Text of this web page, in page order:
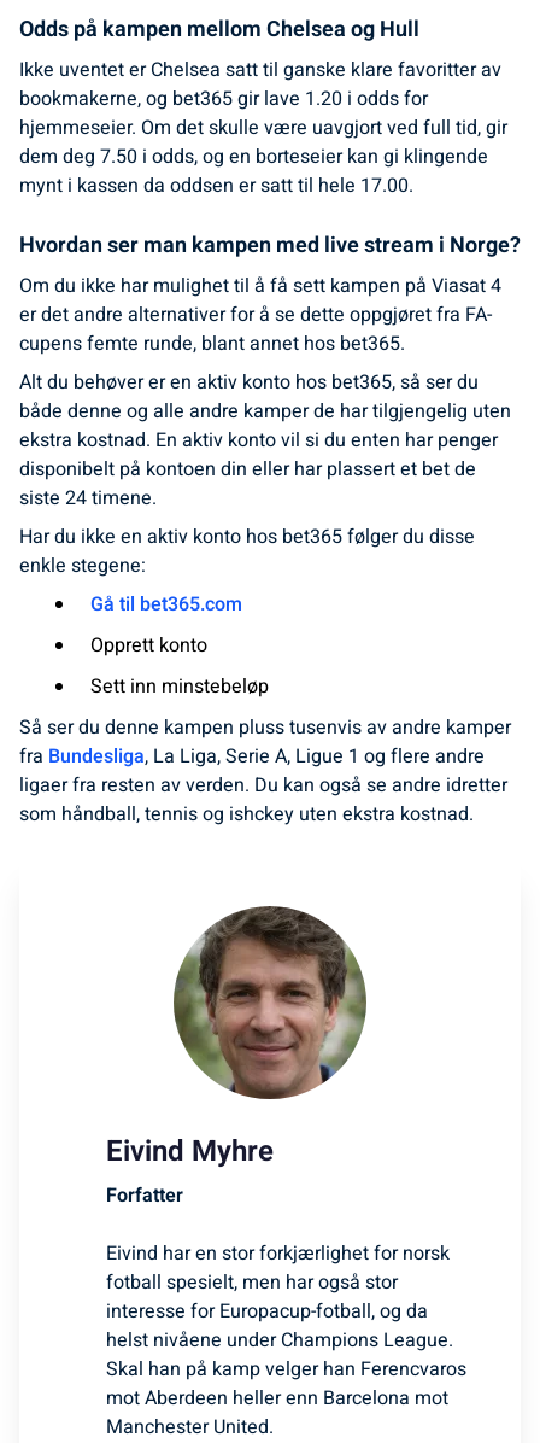
Odds på kampen mellom Chelsea og Hull
Ikke uventet er Chelsea satt til ganske klare favoritter av
bookmakerne, og bet365 gir lave 1.20 i odds for
hjemmeseier. Om det skulle være uavgjort ved full tid, gir
dem deg 7.50 i odds, og en borteseier kan gi klingende
mynt i kassen da oddsen er satt til hele 17.00.
Hvordan ser man kampen med live stream i Norge?
Om du ikke har mulighet til å få sett kampen på Viasat 4
er det andre alternativer for å se dette oppgjøret fra FA-
cupens femte runde, blant annet hos bet365.
Alt du behøver er en aktiv konto hos bet365, så ser du
både denne og alle andre kamper de har tilgjengelig uten
ekstra kostnad. En aktiv konto vil si du enten har penger
disponibelt på kontoen din eller har plassert et bet de
siste 24 timene.
Har du ikke en aktiv konto hos bet365 følger du disse
enkle stegene:
Gå til bet365.com
Opprett konto
Sett inn minstebeløp
Så ser du denne kampen pluss tusenvis av andre kamper
fra Bundesliga, La Liga, Serie A, Ligue 1 og flere andre
ligaer fra resten av verden. Du kan også se andre idretter
som håndball, tennis og ishckey uten ekstra kostnad.
Eivind Myhre
Forfatter
Eivind har en stor forkjærlighet for norsk
fotball spesielt, men har også stor
interesse for Europacup-fotball, og da
helst nivåene under Champions League.
Skal han på kamp velger han Ferencvaros
mot Aberdeen heller enn Barcelona mot
Manchester United.